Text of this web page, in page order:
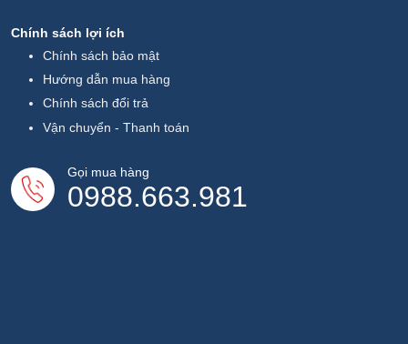
Chính sách lợi ích
Chính sách bảo mật
Hướng dẫn mua hàng
Chính sách đổi trả
Vận chuyển - Thanh toán
Gọi mua hàng
0988.663.981